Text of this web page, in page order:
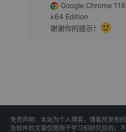
Google Chrome
x64 Edition
谢谢你的提示！
免责声明：本站为个人博客，博客所发布
及软件的文章仅限用于学习和研究目的；